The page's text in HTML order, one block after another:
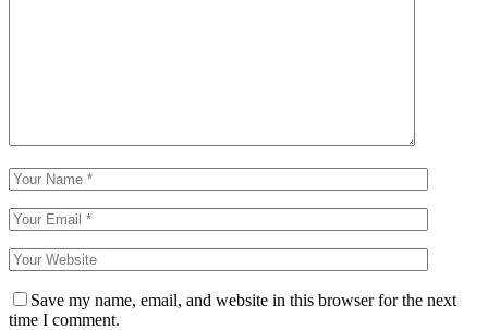
Save my name, email, and website in this browser for the next
time I comment.